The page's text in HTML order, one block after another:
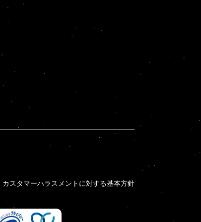
カスタマーハラスメントに対する基本方針
カスタマーハラスメントに対する基本方針